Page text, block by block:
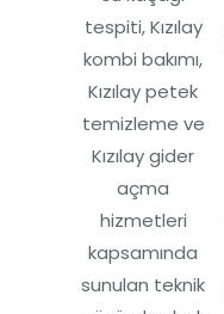
tespiti, Kızılay
kombi bakımı,
Kızılay petek
temizleme ve
Kızılay gider
açma
hizmetleri
kapsamında
sunulan teknik